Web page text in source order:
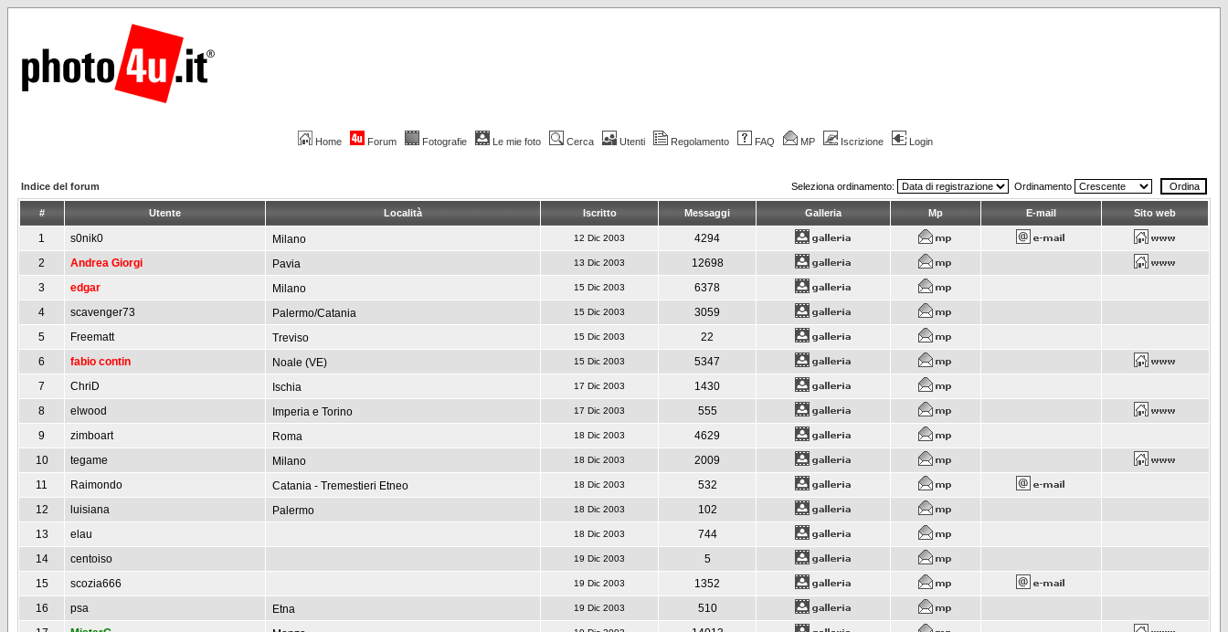
Home Forum Fotografie Le mie foto Cerca Utenti Regolamento FAQ MP Iscrizione Login
Indice del forum Seleziona ordinamento: Ordinamento
# Utente Località Iscritto Messaggi Galleria Mp E-mail Sito web
1 s0nik0 Milano 12 Dic 2003
4294
2
Andrea Giorgi Pavia 13 Dic 2003
12698
3
edgar Milano 15 Dic 2003
6378
4
scavenger73 Palermo/Catania 15 Dic 2003
3059
5
Freematt Treviso 15 Dic 2003
22
6
fabio contin Noale (VE) 15 Dic 2003
5347
7
ChriD Ischia 17 Dic 2003
1430
8
elwood Imperia e Torino 17 Dic 2003
555
9
zimboart Roma 18 Dic 2003
4629
10
tegame Milano 18 Dic 2003
2009
11
Raimondo Catania - Tremestieri Etneo 18 Dic 2003
532
12
luisiana Palermo 18 Dic 2003
102
13
elau 18 Dic 2003
744
14
centoiso 19 Dic 2003
5
15
scozia666 19 Dic 2003
1352
16
psa Etna 19 Dic 2003
510